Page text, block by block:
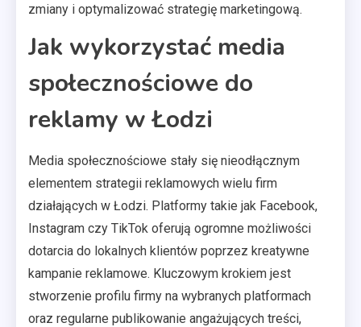
zmiany i optymalizować strategię marketingową.
Jak wykorzystać media
społecznościowe do
reklamy w Łodzi
Media społecznościowe stały się nieodłącznym
elementem strategii reklamowych wielu firm
działających w Łodzi. Platformy takie jak Facebook,
Instagram czy TikTok oferują ogromne możliwości
dotarcia do lokalnych klientów poprzez kreatywne
kampanie reklamowe. Kluczowym krokiem jest
stworzenie profilu firmy na wybranych platformach
oraz regularne publikowanie angażujących treści,